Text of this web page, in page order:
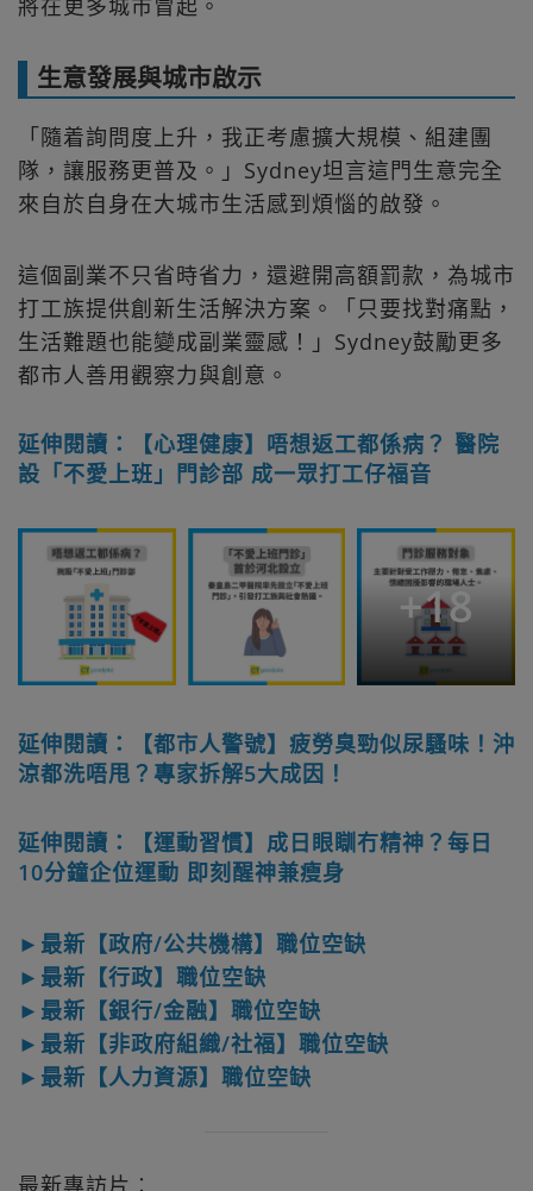
將在更多城市冒起。
生意發展與城市啟示
「隨着詢問度上升，我正考慮擴大規模、組建團
隊，讓服務更普及。」Sydney坦言這門生意完全
來自於自身在大城市生活感到煩惱的啟發。
這個副業不只省時省力，還避開高額罰款，為城市
打工族提供創新生活解決方案。「只要找對痛點，
生活難題也能變成副業靈感！」Sydney鼓勵更多
都市人善用觀察力與創意。
延伸閱讀：【心理健康】唔想返工都係病？ 醫院
設「不愛上班」門診部 成一眾打工仔福音
+18
延伸閱讀：【都市人警號】疲勞臭勁似尿騷味！沖
涼都洗唔甩？專家拆解5大成因！
延伸閱讀：【運動習慣】成日眼瞓冇精神？每日
10分鐘企位運動 即刻醒神兼瘦身
►最新【政府/公共機構】職位空缺
►最新【行政】職位空缺
►最新【銀行/金融】職位空缺
►最新【非政府組織/社福】職位空缺
►最新【人力資源】職位空缺
最新專訪片︰